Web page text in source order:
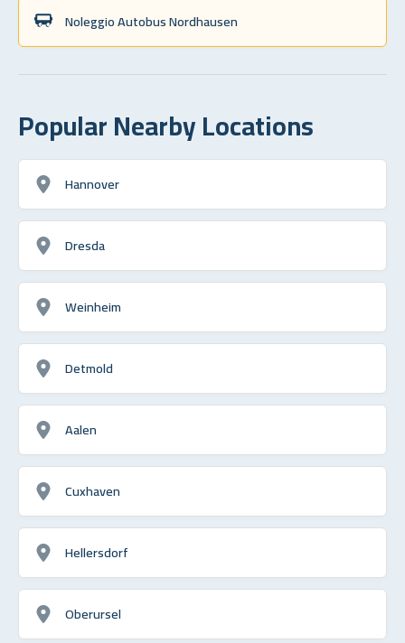
Noleggio Autobus Nordhausen
Popular Nearby Locations
Hannover
Dresda
Weinheim
Detmold
Aalen
Cuxhaven
Hellersdorf
Oberursel